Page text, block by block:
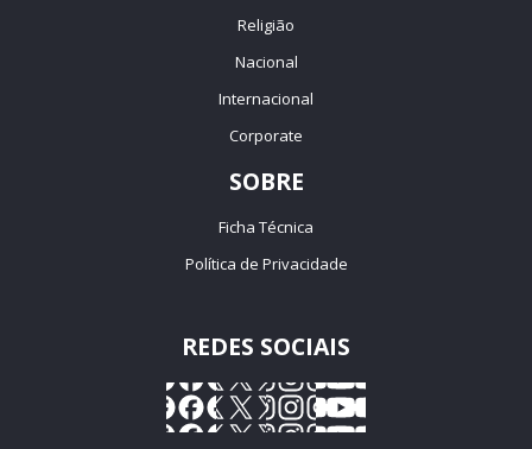
Religião
Nacional
Internacional
Corporate
SOBRE
Ficha Técnica
Política de Privacidade
REDES SOCIAIS